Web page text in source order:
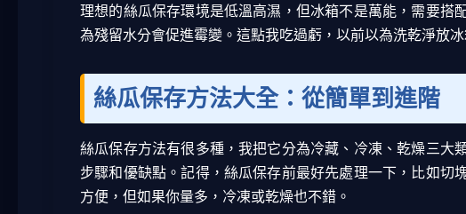
理想的絲瓜保存環境是低溫高濕，但冰箱不是萬能，需要搭
為殘留水分會促進霉變。這點我吃過虧，以前以為洗乾淨放
絲瓜保存方法大全：從簡單到進階
絲瓜保存方法有很多種，我把它分為冷藏、冷凍、乾燥三大
步驟和優缺點。記得，絲瓜保存前最好先處理一下，比如切
方便，但如果你量多，冷凍或乾燥也不錯。